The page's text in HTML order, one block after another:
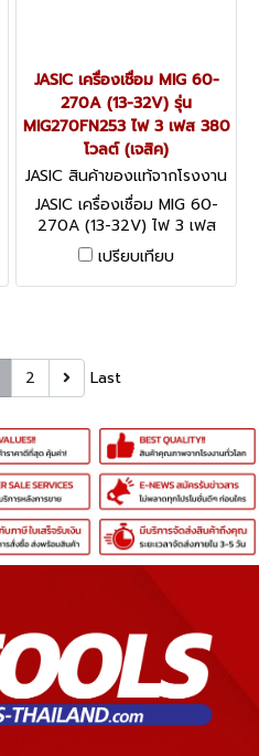
JASIC เครื่องเชื่อม MIG 60-
270A (13-32V) รุ่น
MIG270FN253 ไฟ 3 เฟส 380
โวลต์ (เจสิค)
JASIC สินค้าของแท้จากโรงงาน
ผู้ผลิต MIG270FN253
JASIC เครื่องเชื่อม MIG 60-
270A (13-32V) ไฟ 3 เฟส
380 โวลต์ รุ่น MIG270FN253
มีระบบ MMA และ Lift TIG
ระบบเช็คแก๊สและเช็คลวด ระบบ
เปรียบเทียบ
2 Last